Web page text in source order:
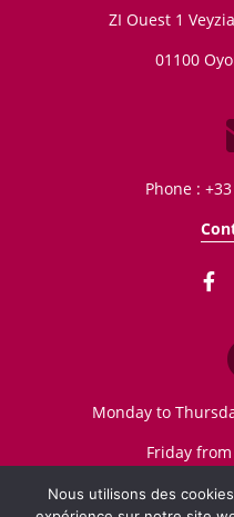
ZI Ouest 1
01100
Phone :
Monday to
Friday
Nous utilisons des